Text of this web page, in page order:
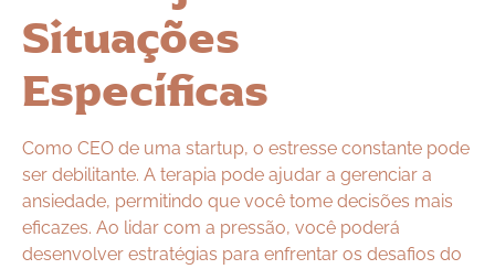
Situações
Específicas
Como CEO de uma startup, o estresse constante pode
ser debilitante. A terapia pode ajudar a gerenciar a
ansiedade, permitindo que você tome decisões mais
eficazes. Ao lidar com a pressão, você poderá
desenvolver estratégias para enfrentar os desafios do